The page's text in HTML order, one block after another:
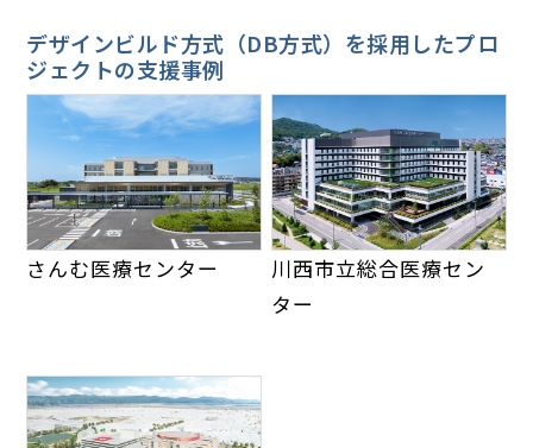
デザインビルド方式（DB方式）を採用したプロ
ジェクトの支援事例
さんむ医療センター
川西市立総合医療セン
ター